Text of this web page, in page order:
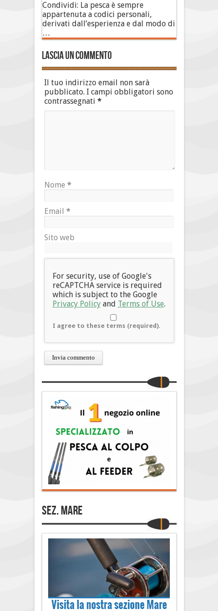
Condividi: La pesca è sempre
appartenuta a codici personali,
derivati dall’esperienza e dal modo di
…
Lascia un commento
Il tuo indirizzo email non sarà
pubblicato. I campi obbligatori sono
contrassegnati *
Nome *
Email *
Sito web
For security, use of Google's
reCAPTCHA service is required
which is subject to the Google
Privacy Policyand Terms of Use.
I agree to these terms (required).
Sez. Mare